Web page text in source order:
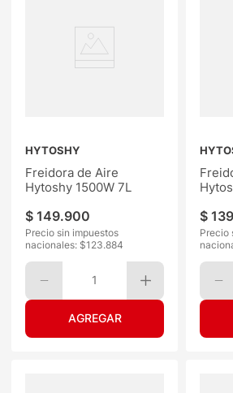
HYTOSHY
Freidora de Aire
Hytoshy 1500W 7L
$ 149.900
Precio sin impuestos
nacionales: $123.884
1
$ 139
Precio